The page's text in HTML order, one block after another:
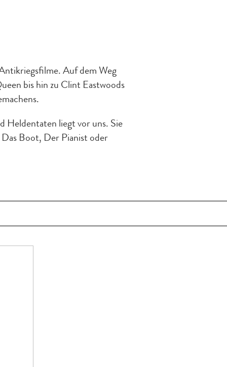
Auf dem Weg
bis hin zu Clint Eastwoods
Heldentaten liegt vor uns. Sie
Boot, Der Pianist oder